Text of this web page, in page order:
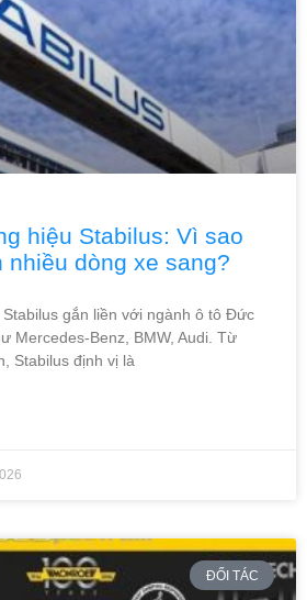
hiệu Stabilus: Vì sao
nhiều dòng xe sang?
gắn liền với ngành ô tô Đức
Mercedes-Benz, BMW, Audi. Từ
Stabilus định vị là
ĐỐI TÁC